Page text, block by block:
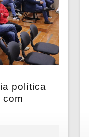
política
com